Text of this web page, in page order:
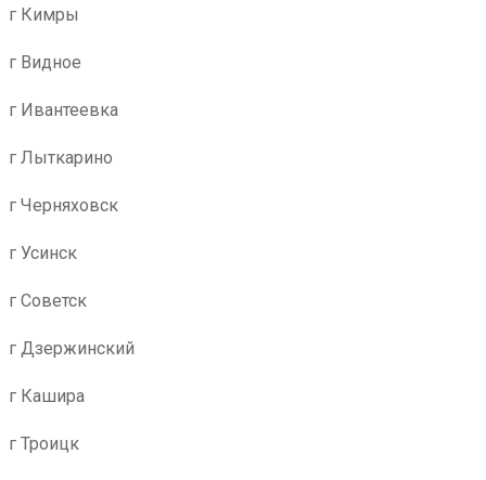
г Кимры
г Видное
г Ивантеевка
г Лыткарино
г Черняховск
г Усинск
г Советск
г Дзержинский
г Кашира
г Троицк